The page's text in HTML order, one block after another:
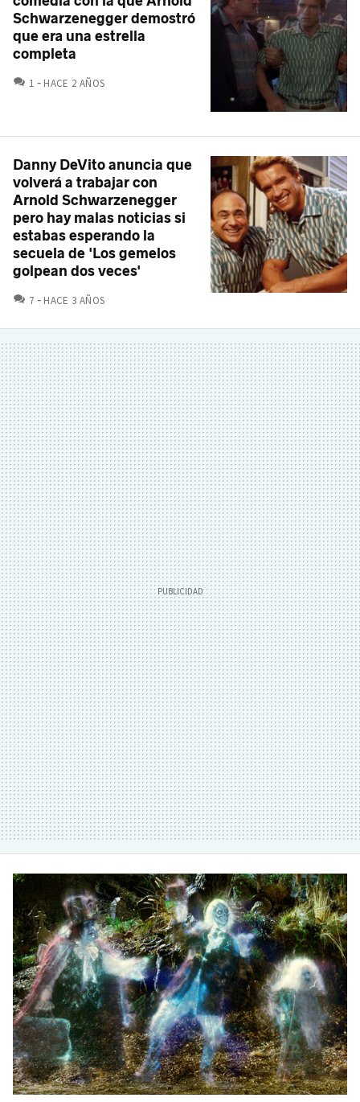
Schwarzenegger demostró
que era una estrella
completa
1 COMENTARIOS
HACE 2 AÑOS
Danny DeVito anuncia que
volverá a trabajar con
Arnold Schwarzenegger
pero hay malas noticias si
estabas esperando la
secuela de 'Los gemelos
golpean dos veces'
7 COMENTARIOS
HACE 3 AÑOS